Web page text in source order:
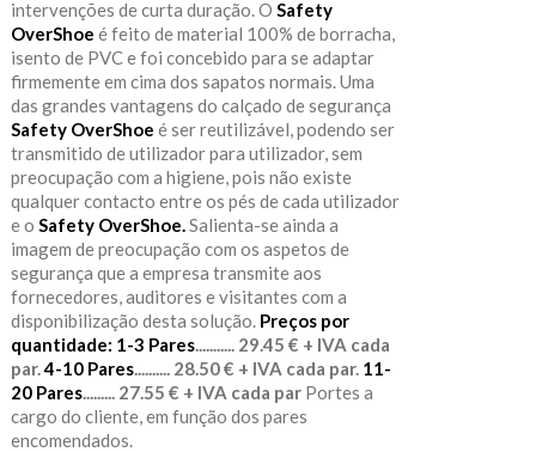
intervenções de curta duração. O Safety
OverShoe é feito de material 100% de borracha,
isento de PVC e foi concebido para se adaptar
firmemente em cima dos sapatos normais. Uma
das grandes vantagens do calçado de segurança
Safety OverShoe é ser reutilizável, podendo ser
transmitido de utilizador para utilizador, sem
preocupação com a higiene, pois não existe
qualquer contacto entre os pés de cada utilizador
e o Safety OverShoe. Salienta-se ainda a
imagem de preocupação com os aspetos de
segurança que a empresa transmite aos
fornecedores, auditores e visitantes com a
disponibilização desta solução. Preços por
quantidade: 1-3 Pares........... 29.45 € + IVA cada
par. 4-10 Pares.......... 28.50 € + IVA cada par. 11-
20 Pares......... 27.55 € + IVA cada parPortes a
cargo do cliente, em função dos pares
encomendados.